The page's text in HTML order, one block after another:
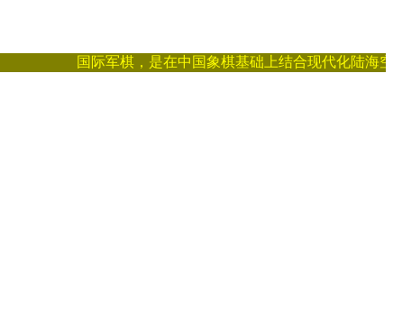
国际军棋，是在中国象棋基础上结合现代化陆海空战